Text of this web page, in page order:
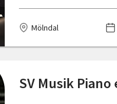
Mölndal
SV Musik